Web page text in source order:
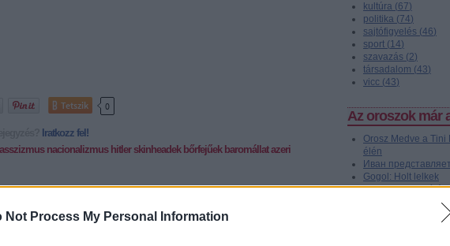
Not Process My Personal Information
kultúra (67)
politika (74)
sajtófigyelés (46)
sport (14)
szavazás (2)
társadalom (43)
vicc (43)
Az oroszok már
Orosz Medve a Tini
élén
Иван представляет
Gogol: Holt lelkek
A Kandinszkij-díj
Komman...
Moszkva közepén
Tetszik 0
Iratkozz fel!
nacionalizmus hitler skinheadek bőrfejűek baromállat azeri
SÜTI BEÁLLÍTÁSOK MÓDOSÍTÁSA